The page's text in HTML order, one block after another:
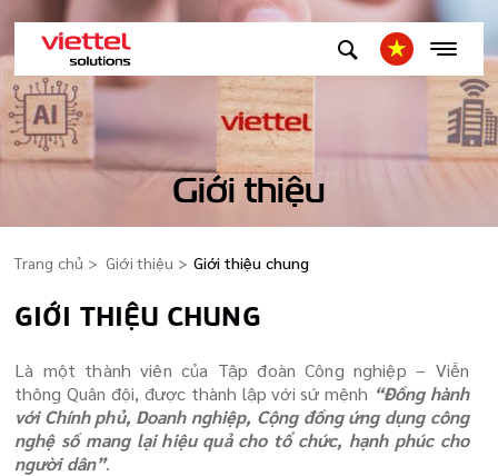
Giới thiệu
Trang chủ Giới thiệu Giới thiệu chung
GIỚI THIỆU CHUNG
Là một thành viên của Tập đoàn Công nghiệp – Viễn
thông Quân đội, được thành lập với sứ mệnh “Đồng hành
với Chính phủ, Doanh nghiệp, Cộng đồng ứng dụng công
nghệ số mang lại hiệu quả cho tổ chức, hạnh phúc cho
người dân”.